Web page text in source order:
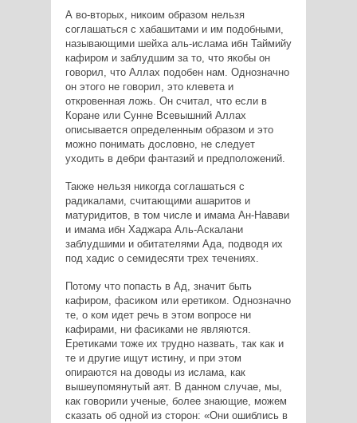
А во-вторых, никоим образом нельзя
соглашаться с хабашитами и им подобными,
называющими шейха аль-ислама ибн Таймийу
кафиром и заблудшим за то, что якобы он
говорил, что Аллах подобен нам. Однозначно
он этого не говорил, это клевета и
откровенная ложь. Он считал, что если в
Коране или Сунне Всевышний Аллах
описывается определенным образом и это
можно понимать дословно, не следует
уходить в дебри фантазий и предположений.
Также нельзя никогда соглашаться с
радикалами, считающими ашаритов и
матуридитов, в том числе и имама Ан-Навави
и имама ибн Хаджара Аль-Аскалани
заблудшими и обитателями Ада, подводя их
под хадис о семидесяти трех течениях.
Потому что попасть в Ад, значит быть
кафиром, фасиком или еретиком. Однозначно
те, о ком идет речь в этом вопросе ни
кафирами, ни фасиками не являются.
Еретиками тоже их трудно назвать, так как и
те и другие ищут истину, и при этом
опираются на доводы из ислама, как
вышеупомянутый аят. В данном случае, мы,
как говорили ученые, более знающие, можем
сказать об одной из сторон: «Они ошиблись в